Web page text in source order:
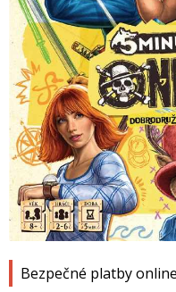
Bezpečné platby online